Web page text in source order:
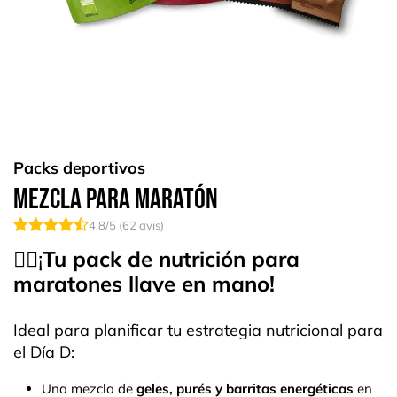
Packs deportivos
Mezcla para Maratón
4.8/5 (62 avis)
🏃‍♂¡Tu pack de nutrición para
maratones llave en mano!
Ideal para planificar tu estrategia nutricional para
el Día D:
Una mezcla de geles, purés y barritas energéticas en